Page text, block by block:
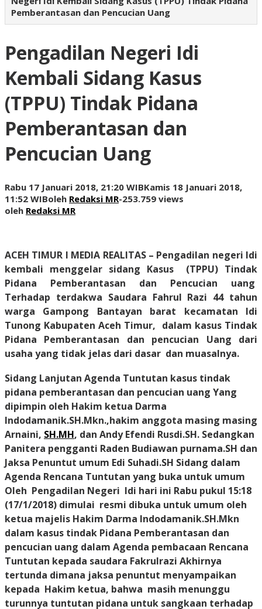
Pemberantasan dan Pencucian Uang
Pengadilan Negeri Idi
Kembali Sidang Kasus
(TPPU) Tindak Pidana
Pemberantasan dan
Pencucian Uang
Rabu 17 Januari 2018, 21:20 WIBKamis 18 Januari 2018,
11:52 WIBoleh Redaksi MR-253.759 views
oleh Redaksi MR
ACEH TIMUR I MEDIA REALITAS– Pengadilan negeri Idi
kembali menggelar sidang Kasus (TPPU) Tindak
Pidana Pemberantasan dan Pencucian uang
Terhadap terdakwa Saudara Fahrul Razi 44 tahun
warga Gampong Bantayan barat kecamatan Idi
Tunong Kabupaten Aceh Timur, dalam kasus Tindak
Pidana Pemberantasan dan pencucian Uang dari
usaha yang tidak jelas dari dasar dan muasalnya.
Sidang Lanjutan Agenda Tuntutan kasus tindak
pidana pemberantasan dan pencucian uang Yang
dipimpin oleh Hakim ketua Darma
Indodamanik.SH.Mkn.,hakim anggota masing masing
Arnaini, SH.MH, dan Andy Efendi Rusdi.SH. Sedangkan
Panitera pengganti Raden Budiawan purnama.SH dan
Jaksa Penuntut umum Edi Suhadi.SH Sidang dalam
Agenda Rencana Tuntutan yang buka untuk umum
Oleh Pengadilan Negeri Idi hari ini Rabu pukul 15:18
(17/1/2018) dimulai resmi dibuka untuk umum oleh
ketua majelis Hakim Darma Indodamanik.SH.Mkn
dalam kasus tindak Pidana Pemberantasan dan
pencucian uang dalam Agenda pembacaan Rencana
Tuntutan kepada saudara Fakrulrazi Akhirnya
tertunda dimana jaksa penuntut menyampaikan
kepada Hakim ketua, bahwa masih menunggu
turunnya tuntutan pidana untuk sangkaan terhadap